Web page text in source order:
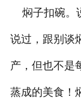
焖子扣碗。
说过，跟别谈
产，但也不是
蒸成的美食！